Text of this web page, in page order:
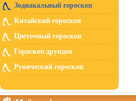
Зодиакальный гороскоп
Китайский гороскоп
Цветочный гороскоп
Гороскоп друидов
Рунический гороскоп